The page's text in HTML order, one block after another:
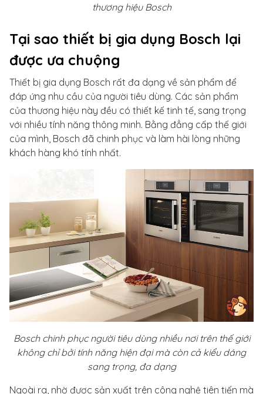
thương hiệu Bosch
Tại sao thiết bị gia dụng Bosch lại
được ưa chuộng
Thiết bị gia dụng Bosch rất đa dạng về sản phẩm để
đáp ứng nhu cầu của người tiêu dùng. Các sản phẩm
của thương hiệu này đều có thiết kế tinh tế, sang trọng
với nhiều tính năng thông minh. Bằng đẳng cấp thế giới
của mình, Bosch đã chinh phục và làm hài lòng những
khách hàng khó tính nhất.
Bosch chinh phục người tiêu dùng nhiều nơi trên thế giới
không chỉ bởi tính năng hiện đại mà còn cả kiểu dáng
sang trọng, đa dạng
Ngoài ra, nhờ được sản xuất trên công nghệ tiên tiến mà